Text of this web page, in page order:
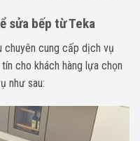
sửa bếp từ Teka
chuyên cung cấp dịch vụ
cho khách hàng lựa chọn
như sau: